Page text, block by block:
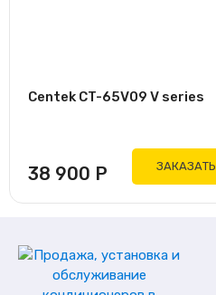
Centek CT-65V09 V series
38 900 Р ЗАКАЗАТЬ